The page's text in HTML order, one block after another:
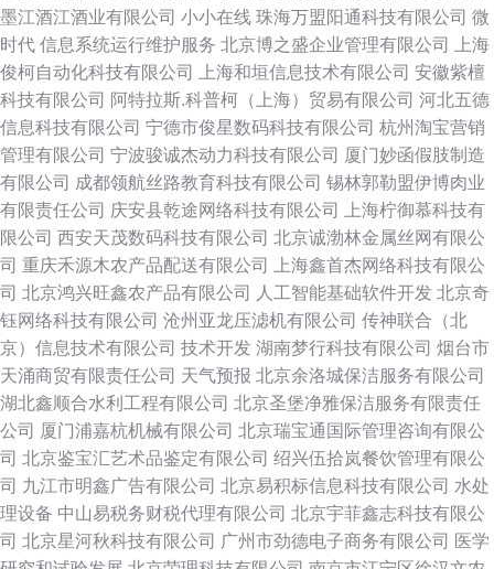
墨江酒江酒业有限公司 小小在线 珠海万盟阳通科技有限公司 微
时代 信息系统运行维护服务 北京博之盛企业管理有限公司
上海
俊柯自动化科技有限公司
上海和垣信息技术有限公司 安徽紫檀
科技有限公司 阿特拉斯.科普柯（上海）贸易有限公司 河北五德
信息科技有限公司 宁德市俊星数码科技有限公司 杭州淘宝营销
管理有限公司 宁波骏诚杰动力科技有限公司 厦门妙函假肢制造
有限公司 成都领航丝路教育科技有限公司 锡林郭勒盟伊博肉业
有限责任公司 庆安县乾途网络科技有限公司
上海柠御慕科技有
限公司 西安天茂数码科技有限公司 北京诚渤林金属丝网有限公
司 重庆禾源木农产品配送有限公司
上海鑫首杰网络科技有限公
司 北京鸿兴旺鑫农产品有限公司 人工智能基础软件开发 北京奇
钰网络科技有限公司 沧州亚龙压滤机有限公司 传神联合（北
京）信息技术有限公司 技术开发 湖南梦行科技有限公司 烟台市
天涌商贸有限责任公司 天气预报 北京余洛城保洁服务有限公司
湖北鑫顺合水利工程有限公司 北京圣堡净雅保洁服务有限责任
公司 厦门浦嘉杭机械有限公司 北京瑞宝通国际管理咨询有限公
司 北京鉴宝汇艺术品鉴定有限公司 绍兴伍拾岚餐饮管理有限公
司 九江市明鑫广告有限公司 北京易积标信息科技有限公司 水处
理设备 中山易税务财税代理有限公司 北京宇菲鑫志科技有限公
司 北京星河秋科技有限公司 广州市劲德电子商务有限公司 医学